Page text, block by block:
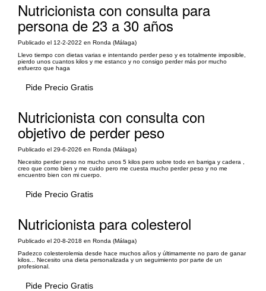
Nutricionista con consulta para
persona de 23 a 30 años
Publicado el 12-2-2022 en Ronda (Málaga)
Llevo tiempo con dietas varias e intentando perder peso y es totalmente imposible,
pierdo unos cuantos kilos y me estanco y no consigo perder más por mucho
esfuerzo que haga
Pide Precio Gratis
Nutricionista con consulta con
objetivo de perder peso
Publicado el 29-6-2026 en Ronda (Málaga)
Necesito perder peso no mucho unos 5 kilos pero sobre todo en barriga y cadera ,
creo que como bien y me cuido pero me cuesta mucho perder peso y no me
encuentro bien con mi cuerpo.
Pide Precio Gratis
Nutricionista para colesterol
Publicado el 20-8-2018 en Ronda (Málaga)
Padezco colesterolemia desde hace muchos años y últimamente no paro de ganar
kilos... Necesito una dieta personalizada y un seguimiento por parte de un
profesional.
Pide Precio Gratis